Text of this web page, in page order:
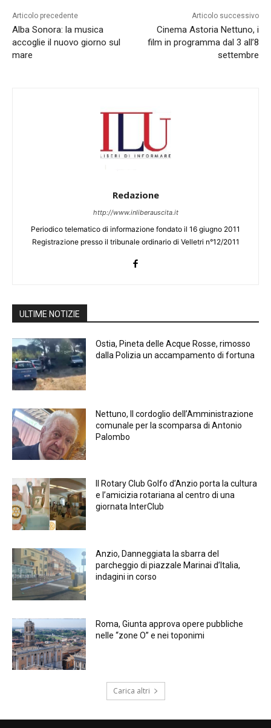
Articolo precedente
Alba Sonora: la musica
accoglie il nuovo giorno sul
mare
Articolo successivo
Cinema Astoria Nettuno, i
film in programma dal 3 all’8
settembre
Redazione
http://www.inliberauscita.it
Periodico telematico di informazione fondato il 16 giugno 2011
Registrazione presso il tribunale ordinario di Velletri n°12/2011
ULTIME NOTIZIE
Ostia, Pineta delle Acque Rosse, rimosso
dalla Polizia un accampamento di fortuna
Nettuno, Il cordoglio dell’Amministrazione
comunale per la scomparsa di Antonio
Palombo
Il Rotary Club Golfo d’Anzio porta la cultura
e l’amicizia rotariana al centro di una
giornata InterClub
Anzio, Danneggiata la sbarra del
parcheggio di piazzale Marinai d’Italia,
indagini in corso
Roma, Giunta approva opere pubbliche
nelle “zone O” e nei toponimi
Carica altri